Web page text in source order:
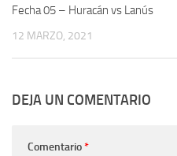
Fecha 05 – Huracán vs Lanús
12 MARZO, 2021
DEJA UN COMENTARIO
Comentario*